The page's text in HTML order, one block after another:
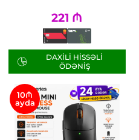
221 ₼
DAXILI HISSƏLI
ÖDƏNIŞ
10₼
ayda